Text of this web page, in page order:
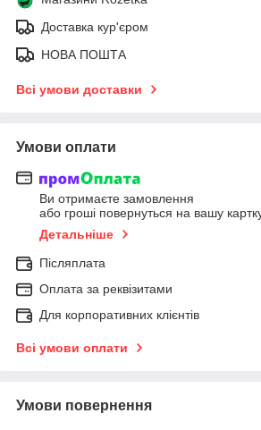
Доставка кур'єром
НОВА ПОШТА
Всі умови доставки
Умови оплати
Ви отримаєте замовлення
або гроші повернуться на вашу
Детальніше
Післяплата
Оплата за реквізитами
Для корпоративних клієнтів
Всі умови оплати
Умови повернення